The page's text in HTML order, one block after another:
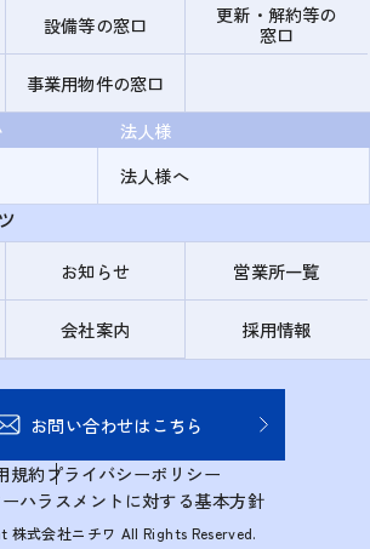
設備等の窓口
更新・解約等の
窓口
事業用物件の窓口
法人様
法人様へ
お知らせ 営業所一覧
会社案内 採用情報
お問い合わせはこちら
規約プライバシーポリシー
ハラスメントに対する基本方針
株式会社ニチワ All Rights Reserved.